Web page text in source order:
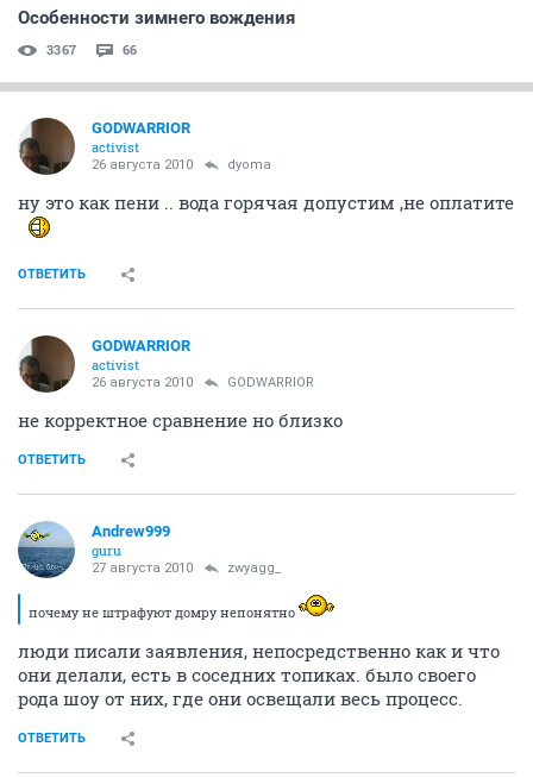
Особенности зимнего вождения
3367 66
GODWARRIOR
activist
26 августа 2010 dyoma
ну это как пени .. вода горячая допустим ,не оплатите
ОТВЕТИТЬ
GODWARRIOR
activist
26 августа 2010 GODWARRIOR
не корректное сравнение но близко
ОТВЕТИТЬ
Andrew999
guru
27 августа 2010 zwyagg_
почему не штрафуют домру непонятно
люди писали заявления, непосредственно как и что
они делали, есть в соседних топиках. было своего
рода шоу от них, где они освещали весь процесс.
ОТВЕТИТЬ